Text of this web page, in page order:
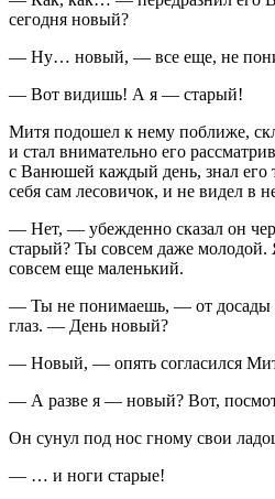
сегодня новый?
— Ну… новый, — все еще, не
— Вот видишь! А я — старый!
Митя подошел к нему поближе,
и стал внимательно его
с Ванюшей каждый день, знал его
себя сам лесовичок, и не видел в
— Нет, — убежденно сказал он
старый? Ты совсем даже молодой.
совсем еще маленький.
— Ты не понимаешь, — от досады
глаз. — День новый?
— Новый, — опять согласился
— А разве я — новый? Вот,
Он сунул под нос гному свои
— … и ноги старые!